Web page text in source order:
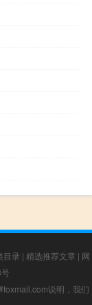
目录 | 精选推荐文章 | 网
说明，我们